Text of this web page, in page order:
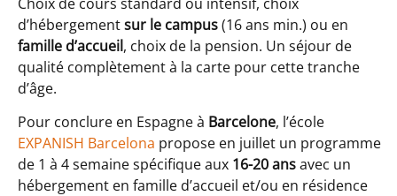
d’hébergementsur le campus(16 ans min.) ou en
famille d’accueil, choix de la pension. Un séjour de
qualité complètement à la carte pour cette tranche
d’âge.
Pour conclure en Espagne à Barcelone, l’école
EXPANISH Barcelona propose en juillet un programme
de 1 à 4 semaine spécifique aux 16-20 ansavec un
hébergement en famille d’accueil et/ou en résidence